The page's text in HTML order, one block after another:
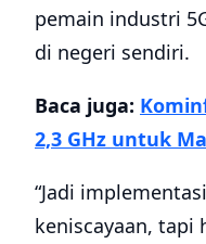
pemain industri
di negeri sendiri.
Baca juga:
2,3 GHz untuk
“Jadi
keniscayaan, tapi